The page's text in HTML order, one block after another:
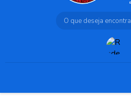
O que deseja encontrar?